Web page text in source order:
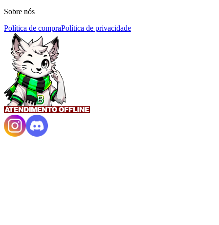
Sobre nós
Política de compraPolítica de privacidade